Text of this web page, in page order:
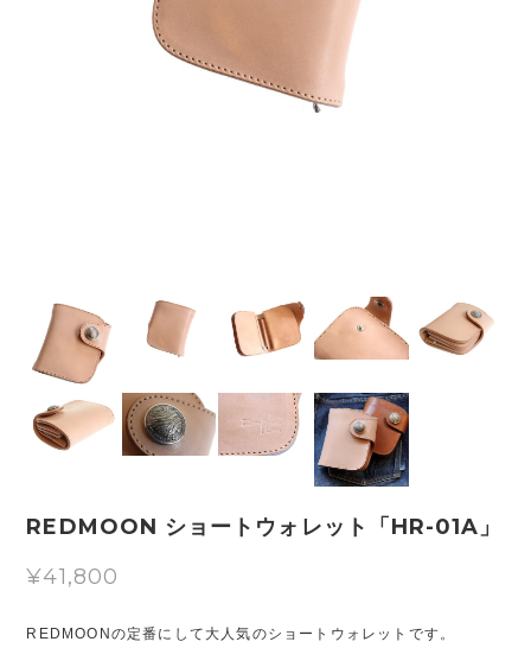
REDMOON ショートウォレット「HR-01A」
¥41,800
REDMOONの定番にして大人気のショートウォレットです。